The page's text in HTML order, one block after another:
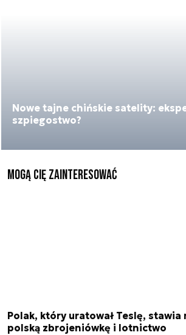
Nowe tajne chińskie satelity:
szpiegostwo?
Mogą Cię zainteresować
Polak, który uratował Teslę, stawia
polską zbrojeniówkę i lotnictwo